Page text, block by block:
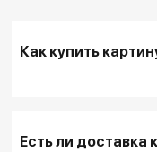
Как купить
Заполнить
Есть ли доставка